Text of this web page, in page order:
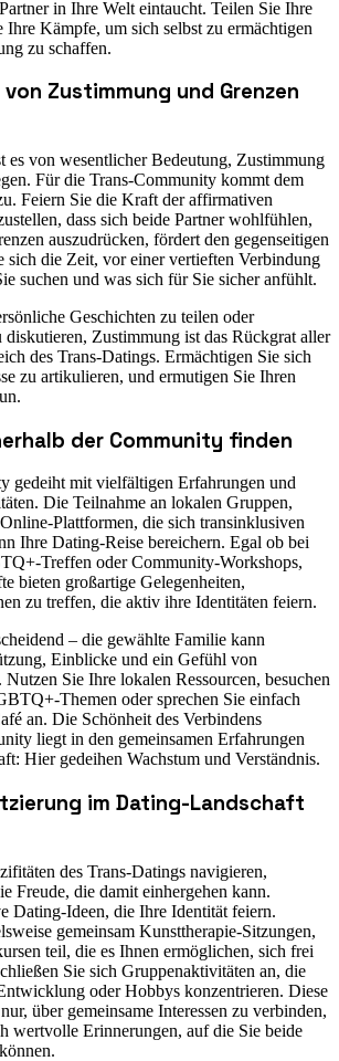
in Ihre Welt eintaucht. Teilen Sie Ihre
Ihre Kämpfe, um sich selbst zu ermächtigen
zu schaffen.
Zustimmung und Grenzen
es von wesentlicher Bedeutung, Zustimmung
Für die Trans-Community kommt dem
Feiern Sie die Kraft der affirmativen
dass sich beide Partner wohlfühlen,
auszudrücken, fördert den gegenseitigen
sich die Zeit, vor einer vertieften Verbindung
suchen und was sich für Sie sicher anfühlt.
Geschichten zu teilen oder
diskutieren, Zustimmung ist das Rückgrat aller
des Trans-Datings. Ermächtigen Sie sich
zu artikulieren, und ermutigen Sie Ihren
der Community finden
gedeiht mit vielfältigen Erfahrungen und
Die Teilnahme an lokalen Gruppen,
Plattformen, die sich transinklusiven
Ihre Dating-Reise bereichern. Egal ob bei
Treffen oder Community-Workshops,
bieten großartige Gelegenheiten,
zu treffen, die aktiv ihre Identitäten feiern.
– die gewählte Familie kann
Einblicke und ein Gefühl von
Sie Ihre lokalen Ressourcen, besuchen
Themen oder sprechen Sie einfach
an. Die Schönheit des Verbindens
liegt in den gemeinsamen Erfahrungen
Hier gedeihen Wachstum und Verständnis.
im Dating-Landschaft
des Trans-Datings navigieren,
Freude, die damit einhergehen kann.
Dating-Ideen, die Ihre Identität feiern.
gemeinsam Kunsttherapie-Sitzungen,
teil, die es Ihnen ermöglichen, sich frei
Sie sich Gruppenaktivitäten an, die
oder Hobbys konzentrieren. Diese
über gemeinsame Interessen zu verbinden,
wertvolle Erinnerungen, auf die Sie beide